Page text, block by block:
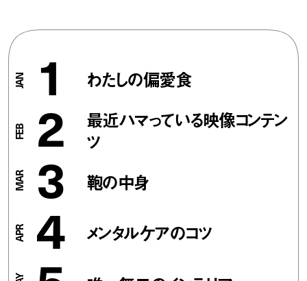
1 わたしの偏愛食
2
最近ハマっている映像コンテン
ツ
3 鞄の中身
4 メンタルケアのコツ